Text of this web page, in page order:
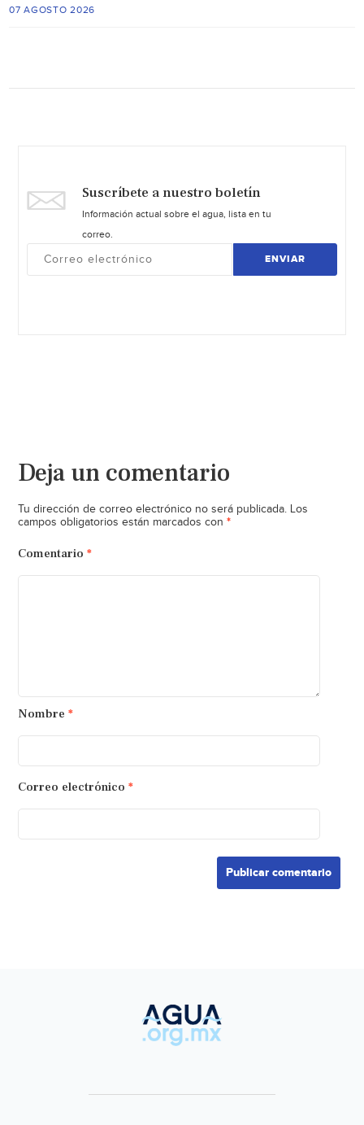
07 AGOSTO 2026
Suscríbete a nuestro boletín
Información actual sobre el agua, lista en tu
correo.
ENVIAR
Deja un comentario
Tu dirección de correo electrónico no será publicada. Los
campos obligatorios están marcados con *
Comentario *
Nombre *
Correo electrónico *